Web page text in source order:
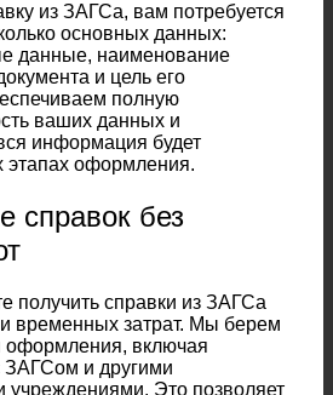
из ЗАГСа, вам потребуется
основных данных:
данные, наименование
и цель его
полную
ваших данных и
информация будет
оформления.
справок без
получить справки из ЗАГСа
временных затрат. Мы берем
оформления, включая
ЗАГСом и другими
учреждениями. Это позволяет